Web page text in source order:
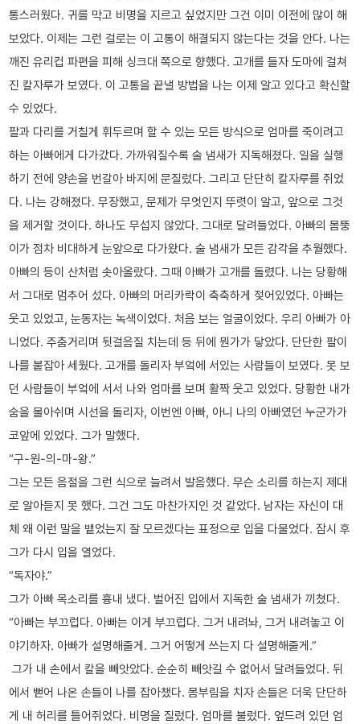
통스러웠다. 귀를 막고 비명을 지르고 싶었지만 그건 이미 이전에 많이 해
보았다. 이제는 그런 걸로는 이 고통이 해결되지 않는다는 것을 안다. 나는
깨진 유리컵 파편을 피해 싱크대 쪽으로 향했다. 고개를 들자 도마에 걸쳐
진 칼자루가 보였다. 이 고통을 끝낼 방법을 나는 이제 알고 있다고 확신할
수 있었다.
팔과 다리를 거칠게 휘두르며 할 수 있는 모든 방식으로 엄마를 죽이려고
하는 아빠에게 다가갔다. 가까워질수록 술 냄새가 지독해졌다. 일을 실행
하기 전에 양손을 번갈아 바지에 문질렀다. 그리고 단단히 칼자루를 쥐었
다. 나는 강해졌다. 무장했고, 문제가 무엇인지 뚜렷이 알고, 앞으로 그것
을 제거할 것이다. 하나도 무섭지 않았다. 그대로 달려들었다. 아빠의 몸뚱
이가 점차 비대하게 눈앞으로 다가왔다. 술 냄새가 모든 감각을 추월했다.
아빠의 등이 산처럼 솟아올랐다. 그때 아빠가 고개를 돌렸다. 나는 당황해
서 그대로 멈추어 섰다. 아빠의 머리카락이 축축하게 젖어있었다. 아빠는
웃고 있었고, 눈동자는 녹색이었다. 처음 보는 얼굴이었다. 우리 아빠가 아
니었다. 주춤거리며 뒷걸음질 치는데 등 뒤에 뭔가가 닿았다. 단단한 팔이
나를 붙잡아 세웠다. 고개를 돌리자 부엌에 서있는 사람들이 보였다. 못 보
던 사람들이 부엌에 서서 나와 엄마를 보며 활짝 웃고 있었다. 당황한 내가
숨을 몰아쉬며 시선을 돌리자, 이번엔 아빠, 아니 나의 아빠였던 누군가가
코앞에 있었다. 그가 말했다.
“구-원-의-마-왕.”
그는 모든 음절을 그런 식으로 늘려서 발음했다. 무슨 소리를 하는지 제대
로 알아듣지 못 했다. 그건 그도 마찬가지인 것 같았다. 남자는 자신이 대
체 왜 이런 말을 뱉었는지 잘 모르겠다는 표정으로 입을 다물었다. 잠시 후
그가 다시 입을 열었다.
“독자야.”
그가 아빠 목소리를 흉내 냈다. 벌어진 입에서 지독한 술 냄새가 끼쳤다.
“아빠는 부끄럽다. 아빠는 이게 부끄럽다. 그거 내려놔, 그거 내려놓고 이
야기하자. 아빠가 설명해줄게. 그거 어떻게 쓰는지 다 설명해줄게.”
그가 내 손에서 칼을 빼앗았다. 순순히 빼앗길 수 없어서 달려들었다. 뒤
에서 뻗어 나온 손들이 나를 잡아챘다. 몸부림을 치자 손들은 더욱 단단하
게 내 허리를 틀어쥐었다. 비명을 질렀다. 엄마를 불렀다. 엎드려 있던 엄